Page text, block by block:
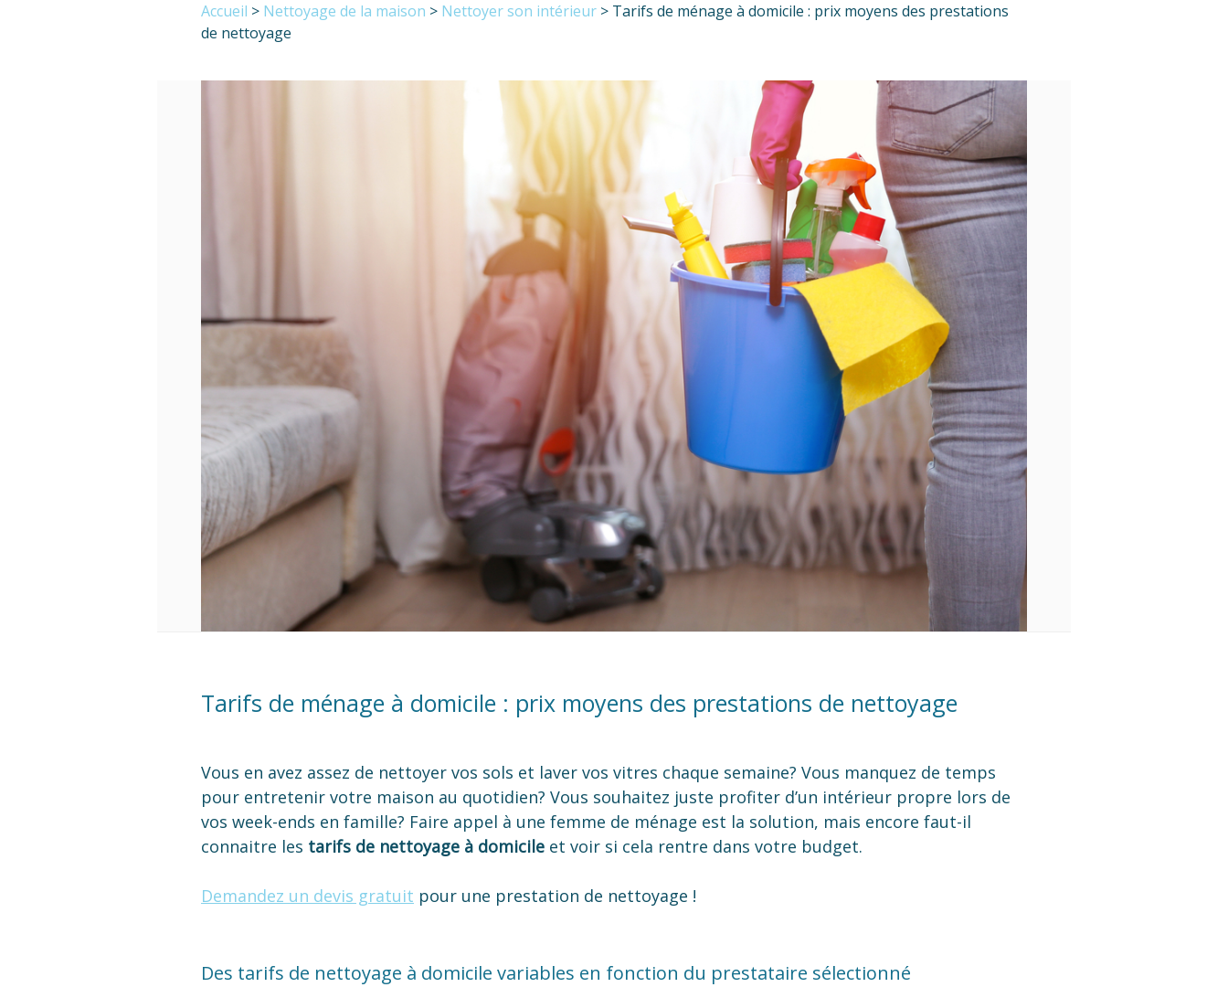
Accueil > Nettoyage de la maison > Nettoyer son intérieur > Tarifs de ménage à domicile : prix moyens des prestations
de nettoyage
Tarifs de ménage à domicile : prix moyens des prestations de nettoyage
Vous en avez assez de nettoyer vos sols et laver vos vitres chaque semaine? Vous manquez de temps
pour entretenir votre maison au quotidien? Vous souhaitez juste profiter d’un intérieur propre lors de
vos week-ends en famille? Faire appel à une femme de ménage est la solution, mais encore faut-il
connaitre les tarifs de nettoyage à domicile et voir si cela rentre dans votre budget.
Demandez un devis gratuit pour une prestation de nettoyage !
Des tarifs de nettoyage à domicile variables en fonction du prestataire sélectionné